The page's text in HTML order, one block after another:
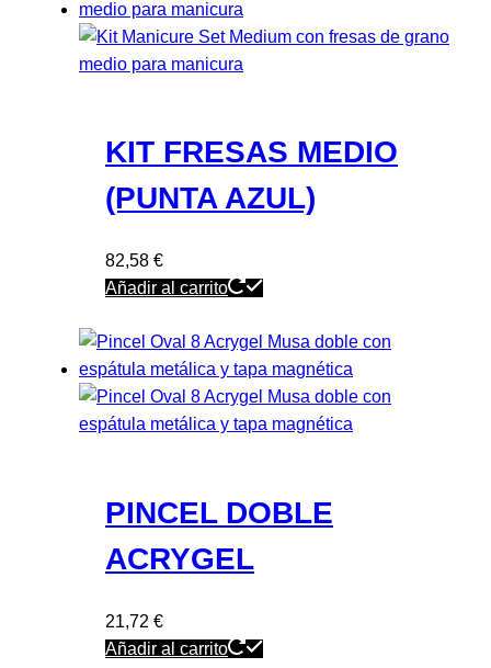
KIT FRESAS MEDIO
(PUNTA AZUL)
82,58 €
Añadir al carrito
PINCEL DOBLE
ACRYGEL
21,72 €
Añadir al carrito